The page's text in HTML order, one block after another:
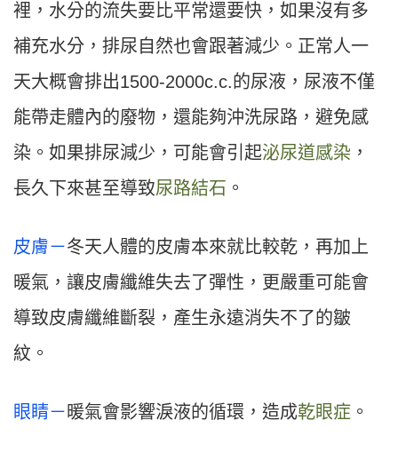
裡，水分的流失要比平常還要快，如果沒有多
補充水分，排尿自然也會跟著減少。正常人一
天大概會排出1500-2000c.c.的尿液，尿液不僅
能帶走體內的廢物，還能夠沖洗尿路，避免感
染。如果排尿減少，可能會引起泌尿道感染 ，
長久下來甚至導致尿路結石 。
皮膚－冬天人體的皮膚本來就比較乾，再加上
暖氣，讓皮膚纖維失去了彈性，更嚴重可能會
導致皮膚纖維斷裂，產生永遠消失不了的皺
紋。
眼睛－暖氣會影響淚液的循環，造成乾眼症 。